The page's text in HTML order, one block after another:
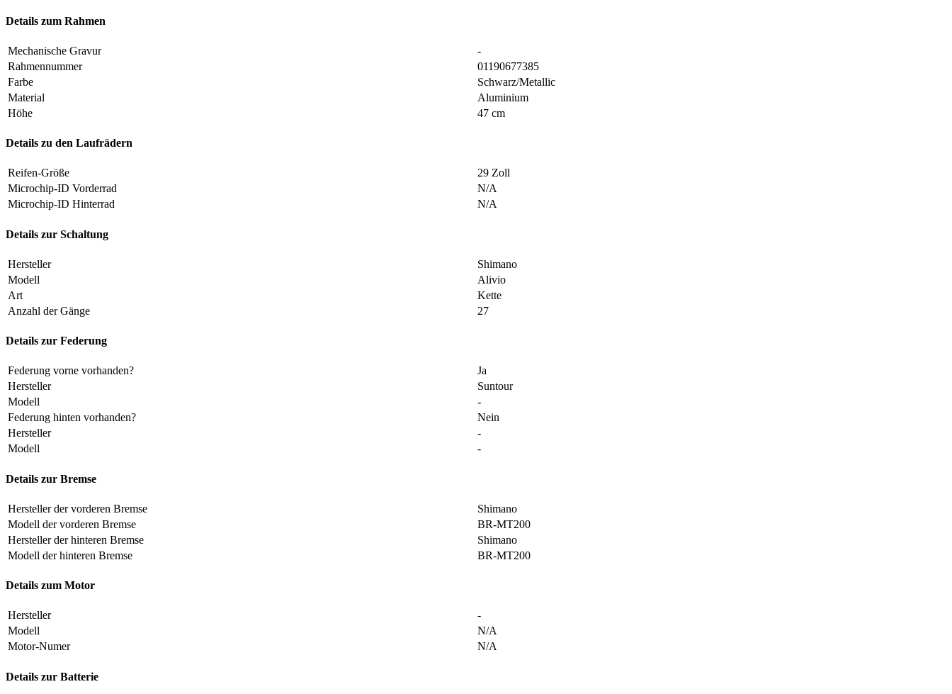
Details zum Rahmen
Mechanische Gravur
-
Rahmennummer
01190677385
Farbe
Schwarz/Metallic
Material
Aluminium
Höhe
47 cm
Details zu den Laufrädern
Reifen-Größe
29 Zoll
Microchip-ID Vorderrad
N/A
Microchip-ID Hinterrad
N/A
Details zur Schaltung
Hersteller
Shimano
Modell
Alivio
Art
Kette
Anzahl der Gänge
27
Details zur Federung
Federung vorne vorhanden?
Ja
Hersteller
Suntour
Modell
-
Federung hinten vorhanden?
Nein
Hersteller
-
Modell
-
Details zur Bremse
Hersteller der vorderen Bremse
Shimano
Modell der vorderen Bremse
BR-MT200
Hersteller der hinteren Bremse
Shimano
Modell der hinteren Bremse
BR-MT200
Details zum Motor
Hersteller
-
Modell
N/A
Motor-Numer
N/A
Details zur Batterie